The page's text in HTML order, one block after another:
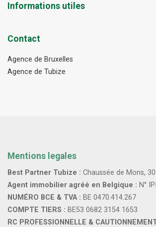
Informations utiles
Contact
Agence de Bruxelles
Agence de Tubize
Mentions legales
Best Partner Tubize : Chaussée de Mons,
Agent immobilier agréé en Belgique : N°
NUMÉRO BCE & TVA : BE 0470.414.267
COMPTE TIERS : BE53 0682 3154 1653
RC PROFESSIONNELLE &